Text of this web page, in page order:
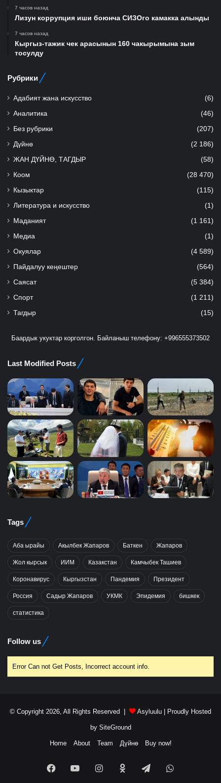
7 часов назад
Лизун коррупция иши боюнча СИЗОго камакка алынды
7 часов назад
Кыргыз-тажик чек арасынын 160 чакырымына зым
тосулду
Рубрики
Адабият жана искусство (6)
Аналитика (46)
Без рубрики (207)
Дүйнө (2 186)
ЖАН ДҮЙНӨ, ТАГДЫР (58)
Коом (28 470)
Кызыктар (115)
Литература и искусство (1)
Маданият (1 161)
Медиа (1)
Окуялар (4 589)
Пайдалуу кеңештер (564)
Саясат (5 384)
Спорт (1 211)
Тагдыр (15)
Баардык укуктар корголгон. Байланыш телефону: +996555373502
Last Modified Posts
Tags
Аба ырайы Акылбек Жапаров Баткен Жапаров
Жол кырсык ИИМ Казакстан Камчыбек Ташиев
Коронавирус Кыргызстан Пандемия Президент
Россия Садыр Жапаров УКМК Эпидемия бишкек
статистика
Follow us
Error Can not Get Posts, Incorrect account info.
© Copyright 2026, All Rights Reserved | Asyluulu | Proudly Hosted
by SiteGround
Home About Team Дүйнө Buy now!
FacebookYouTubeInstagramOdnoklassniki
TelegramWhatsApp